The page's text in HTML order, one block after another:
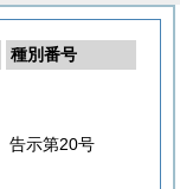
種別番号
告示第20号